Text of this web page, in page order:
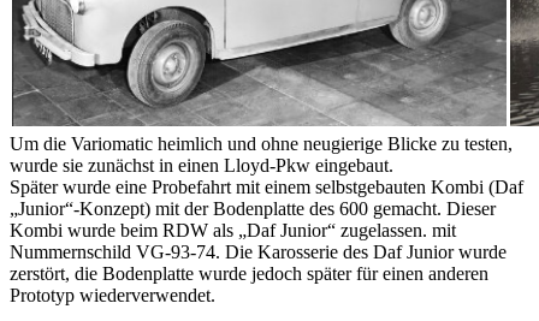
Um die Variomatic heimlich und ohne neugierige Blicke zu testen,
wurde sie zunächst in einen Lloyd-Pkw eingebaut.
Später wurde eine Probefahrt mit einem selbstgebauten Kombi (Daf
„Junior“-Konzept) mit der Bodenplatte des 600 gemacht. Dieser
Kombi wurde beim RDW als „Daf Junior“ zugelassen. mit
Nummernschild VG-93-74. Die Karosserie des Daf Junior wurde
zerstört, die Bodenplatte wurde jedoch später für einen anderen
Prototyp wiederverwendet.